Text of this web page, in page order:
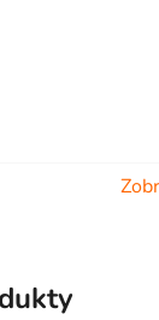
je 5 z 5
je 5 z 5